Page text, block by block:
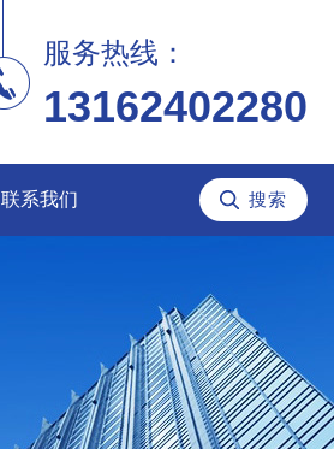
服务热线：
13162402280
联系我们